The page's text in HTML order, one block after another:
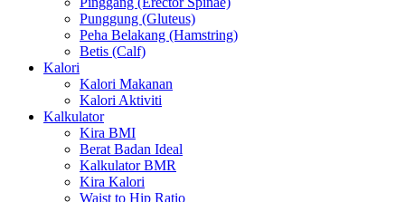
Punggung (Gluteus)
Peha Belakang (Hamstring)
Betis (Calf)
Kalori
Kalori Makanan
Kalori Aktiviti
Kalkulator
Kira BMI
Berat Badan Ideal
Kalkulator BMR
Kira Kalori
Waist to Hip Ratio